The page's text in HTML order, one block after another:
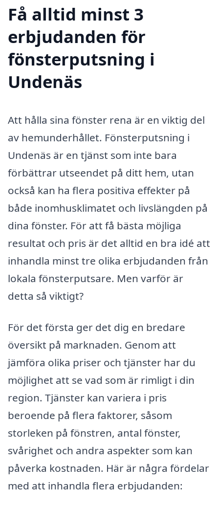
Få alltid minst 3
erbjudanden för
fönsterputsning i
Undenäs
Att hålla sina fönster rena är en viktig del
av hemunderhållet. Fönsterputsning i
Undenäs är en tjänst som inte bara
förbättrar utseendet på ditt hem, utan
också kan ha flera positiva effekter på
både inomhusklimatet och livslängden på
dina fönster. För att få bästa möjliga
resultat och pris är det alltid en bra idé att
inhandla minst tre olika erbjudanden från
lokala fönsterputsare. Men varför är
detta så viktigt?
För det första ger det dig en bredare
översikt på marknaden. Genom att
jämföra olika priser och tjänster har du
möjlighet att se vad som är rimligt i din
region. Tjänster kan variera i pris
beroende på flera faktorer, såsom
storleken på fönstren, antal fönster,
svårighet och andra aspekter som kan
påverka kostnaden. Här är några fördelar
med att inhandla flera erbjudanden: